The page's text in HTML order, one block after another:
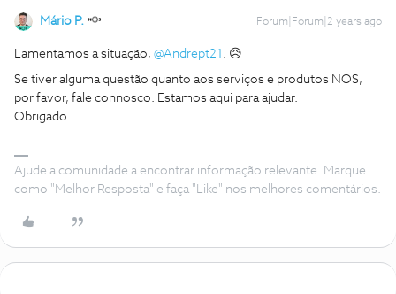
Mário P. Forum|Forum|2 years ago
Lamentamos a situação, @Andrept21 . 😥
Se tiver alguma questão quanto aos serviços e produtos NOS,
por favor, fale connosco. Estamos aqui para ajudar.
Obrigado
Ajude a comunidade a encontrar informação relevante. Marque
como "Melhor Resposta" e faça "Like" nos melhores comentários.